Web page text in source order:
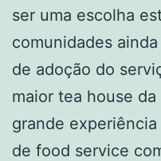
ser uma escolha
comunidades
de adoção do
maior tea house
grande
de food service